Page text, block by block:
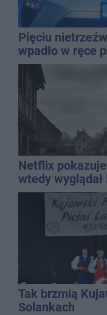
Pięciu
wpadło w ręce
promila
Netflix
wtedy wyglądał
Tak brzmią
Solankach